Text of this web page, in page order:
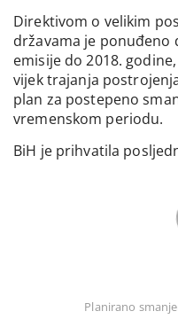
Direktivom o velikim
državama je ponuđeno
emisije do 2018.
vijek trajanja
plan za postepeno
vremenskom periodu.
BiH je prihvatila
Planirano